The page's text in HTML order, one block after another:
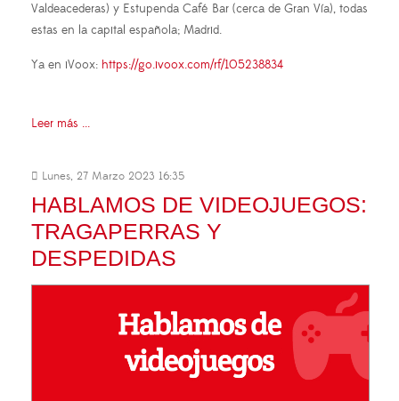
Valdeacederas) y Estupenda Café Bar (cerca de Gran Vía), todas
estas en la capital española; Madrid.
Ya en iVoox: https://go.ivoox.com/rf/105238834
Leer más ...
Lunes, 27 Marzo 2023 16:35
HABLAMOS DE VIDEOJUEGOS:
TRAGAPERRAS Y
DESPEDIDAS